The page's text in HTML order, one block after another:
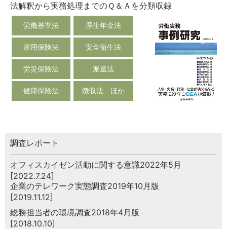
法解釈から実務処理までのＱ＆Ａを分類収録
労働基準法 厚生年金法
雇用保険法 安全衛生法
労災保険法 派遣法
健康保険法 徴収法 ほか
調査レポート
オフィスカイゼン活動に関する意識2022年5月
[2022.7.24]
企業のテレワーク実態調査2019年10月版
[2019.11.12]
総務担当者の環境調査2018年4月版
[2018.10.10]